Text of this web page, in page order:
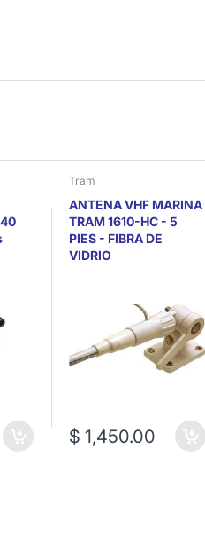
Tram
ANTENA VHF MARINA
TRAM 1610-HC - 5
PIES - FIBRA DE
VIDRIO
$ 1,450.00